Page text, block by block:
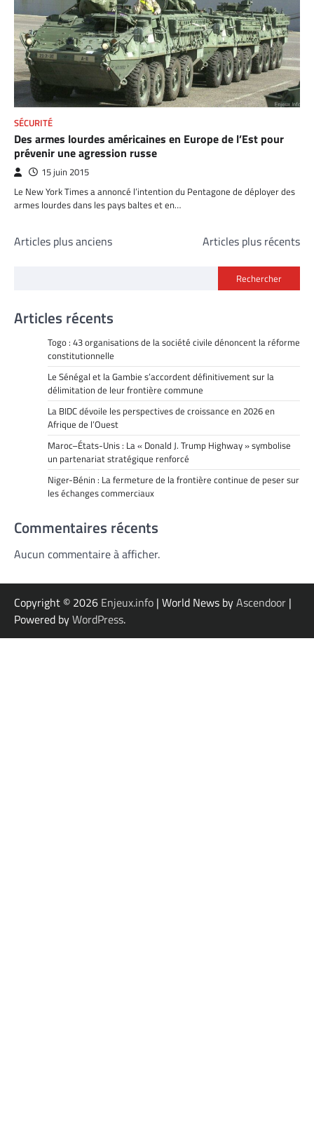
SÉCURITÉ
Des armes lourdes américaines en Europe de l’Est pour
prévenir une agression russe
15 juin 2015
Le New York Times a annoncé l’intention du Pentagone de déployer des
armes lourdes dans les pays baltes et en…
Navigation
Articles plus anciens Articles plus récents
Rechercher
Articles récents
Togo : 43 organisations de la société civile dénoncent la réforme
constitutionnelle
Le Sénégal et la Gambie s’accordent définitivement sur la
délimitation de leur frontière commune
La BIDC dévoile les perspectives de croissance en 2026 en
Afrique de l’Ouest
Maroc–États-Unis : La « Donald J. Trump Highway » symbolise
un partenariat stratégique renforcé
Niger-Bénin : La fermeture de la frontière continue de peser sur
les échanges commerciaux
Commentaires récents
Aucun commentaire à afficher.
Copyright © 2026 Enjeux.info | World News byAscendoor |
Powered byWordPress.